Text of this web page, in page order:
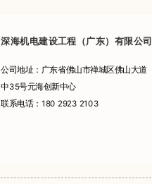
深海机电建设工程（广东）有限公司
公司地址：广东省佛山市禅城区佛山大道
中35号元海创新中心
联系电话：180 2923 2103